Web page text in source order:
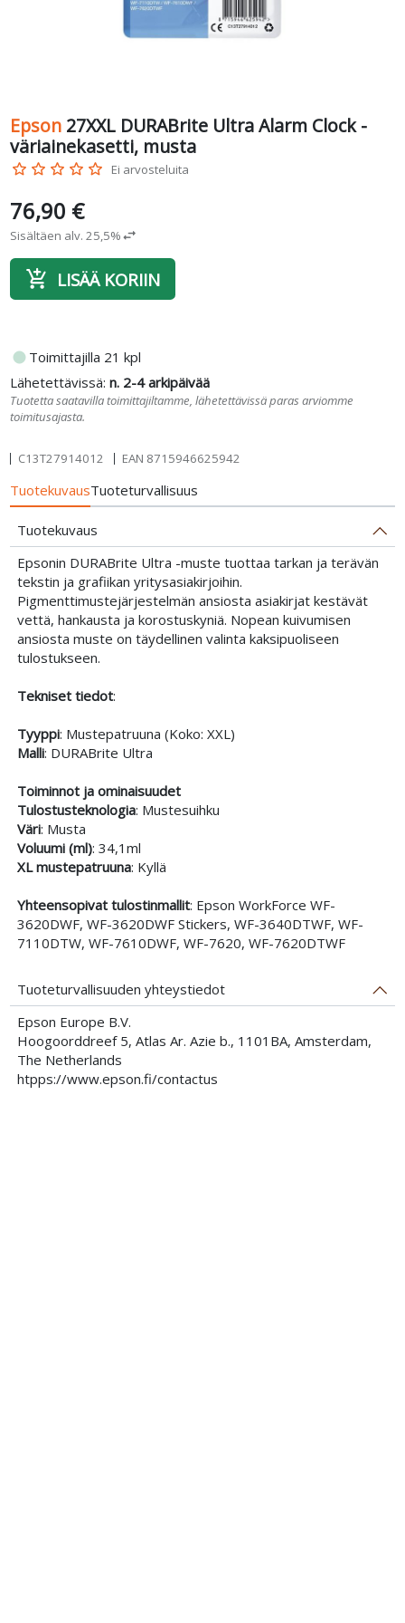
Epson 27XXL DURABrite Ultra Alarm Clock -
väriainekasetti, musta
star_border star_border star_border star_border star_border Ei arvosteluita
76,90 €
Sisältäen alv. 25,5%swap_horiz
add_shopping_cart LISÄÄ KORIIN
fiber_manual_record Toimittajilla 21 kpl
Lähetettävissä:n. 2-4 arkipäivää
Tuotetta saatavilla toimittajiltamme, lähetettävissä paras arviomme
toimitusajasta.
C13T27914012 EAN 8715946625942
TuotekuvausTuoteturvallisuus
Tuotekuvaus
Epsonin DURABrite Ultra -muste tuottaa tarkan ja terävän
tekstin ja grafiikan yritysasiakirjoihin.
Pigmenttimustejärjestelmän ansiosta asiakirjat kestävät
vettä, hankausta ja korostuskyniä. Nopean kuivumisen
ansiosta muste on täydellinen valinta kaksipuoliseen
tulostukseen.
Tekniset tiedot:
Tyyppi: Mustepatruuna (Koko: XXL)
Malli: DURABrite Ultra
Toiminnot ja ominaisuudet
Tulostusteknologia: Mustesuihku
Väri: Musta
Voluumi (ml): 34,1ml
XL mustepatruuna: Kyllä
Yhteensopivat tulostinmallit: Epson WorkForce WF-
3620DWF, WF-3620DWF Stickers, WF-3640DTWF, WF-
7110DTW, WF-7610DWF, WF-7620, WF-7620DTWF
Tuoteturvallisuuden yhteystiedot
Epson Europe B.V.
Hoogoorddreef 5, Atlas Ar. Azie b., 1101BA, Amsterdam,
The Netherlands
htpps://www.epson.fi/contactus